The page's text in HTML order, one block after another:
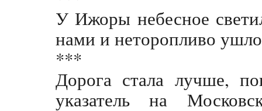
У Ижоры небесное
нами и неторопливо
***
Дорога стала лучше,
указатель на